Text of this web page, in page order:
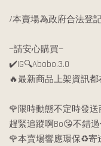
/本賣場為政府合法登
—請安心購買—
✔️IG🔍Abobo.3.0
🔥最新商品上架資訊都
🌹限時動態不定時發
趕緊追蹤啊Bo😘不錯
🌹本賣場響應環保♻️寄